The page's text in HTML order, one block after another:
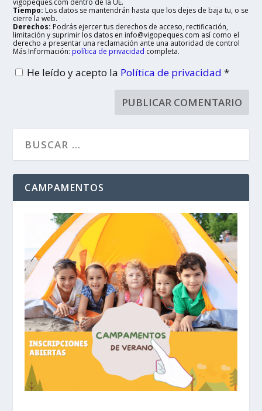
Tiempo: Los datos se mantendrán hasta que los dejes de baja tu, o se
cierre la web.
Derechos: Podrás ejercer tus derechos de acceso, rectificación,
limitación y suprimir los datos en info@vigopeques.com así como el
derecho a presentar una reclamación ante una autoridad de control
Más Información: política de privacidad completa.
He leído y acepto la Política de privacidad*
CAMPAMENTOS